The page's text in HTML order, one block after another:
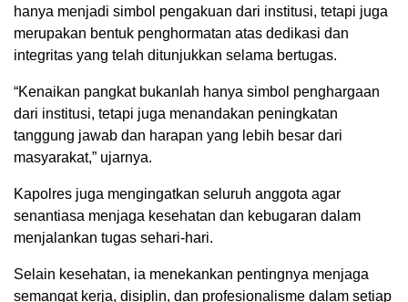
hanya menjadi simbol pengakuan dari institusi, tetapi juga
merupakan bentuk penghormatan atas dedikasi dan
integritas yang telah ditunjukkan selama bertugas.
“Kenaikan pangkat bukanlah hanya simbol penghargaan
dari institusi, tetapi juga menandakan peningkatan
tanggung jawab dan harapan yang lebih besar dari
masyarakat,” ujarnya.
Kapolres juga mengingatkan seluruh anggota agar
senantiasa menjaga kesehatan dan kebugaran dalam
menjalankan tugas sehari-hari.
Selain kesehatan, ia menekankan pentingnya menjaga
semangat kerja, disiplin, dan profesionalisme dalam setiap